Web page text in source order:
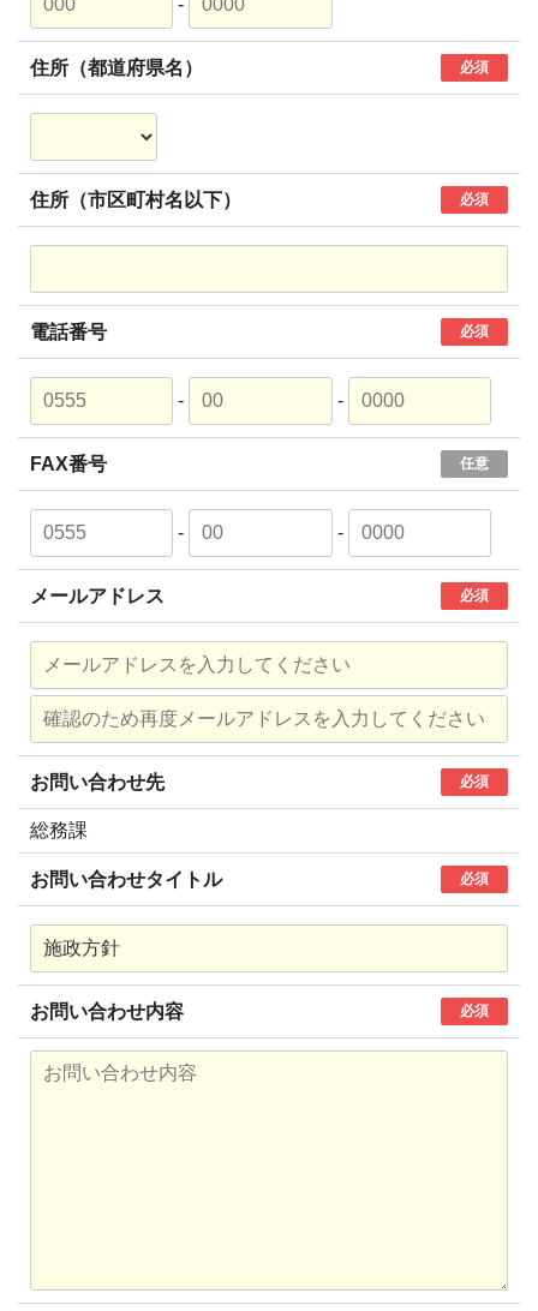
-
住所（都道府県名） 必須
住所（市区町村名以下） 必須
電話番号 必須
- -
FAX番号 任意
- -
メールアドレス 必須
お問い合わせ先 必須
総務課
お問い合わせタイトル 必須
お問い合わせ内容 必須